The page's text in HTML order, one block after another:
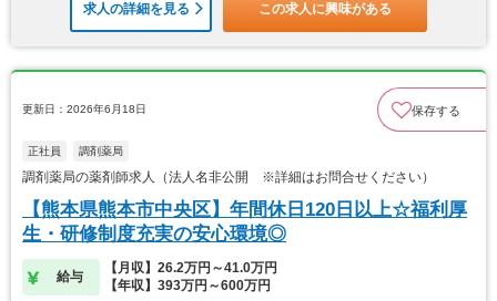
求人の詳細を見る この求人に興味がある
更新日：2026年6月18日 保存する
正社員 調剤薬局
調剤薬局の薬剤師求人（法人名非公開 ※詳細はお問合せください）
【熊本県熊本市中央区】年間休日120日以上☆福利厚
生・研修制度充実の安心環境◎
給与
【月収】26.2万円～41.0万円
【年収】393万円～600万円